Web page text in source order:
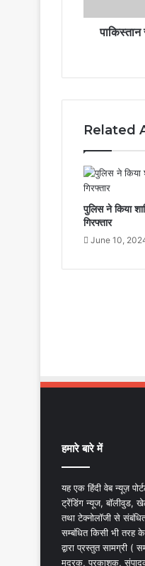
Related
पुलिस ने किया
गिरफ्तार
June 10,
हमारे बारे में
यह एक हिंदी वेब न्यूज़
ट्रेंडिंग न्यूज, बॉलीवुड,
तथा टेक्नोलॉजी से
सम्बंधित किसी भी तरह
द्वारा प्रस्तुत सामग्री (
मुद्रक, प्रकाशक,